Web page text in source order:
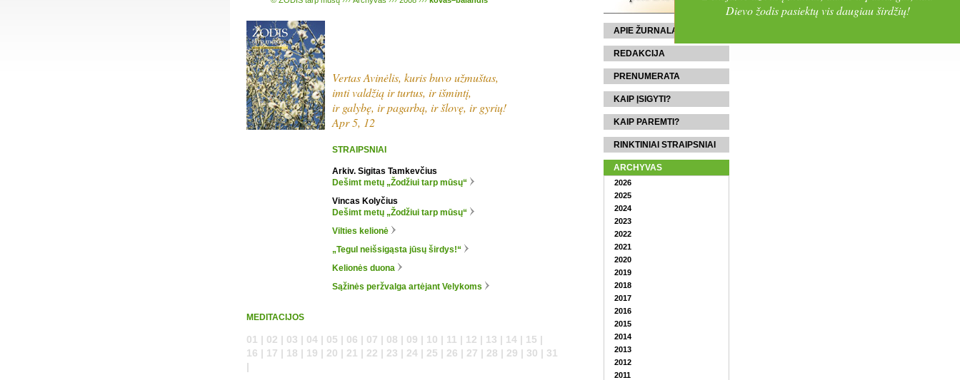
Vertas Avinėlis, kuris buvo užmuštas,
imti valdžią ir turtus, ir išmintį,
ir galybę, ir pagarbą, ir šlovę, ir gyrių!
Apr 5, 12
STRAIPSNIAI
Arkiv. Sigitas Tamkevčius
Dešimt metų „Žodžiui tarp mūsų“
Vincas Kolyčius
Dešimt metų „Žodžiui tarp mūsų“
Vilties kelionė
„Tegul neišsigąsta jūsų širdys!“
Kelionės duona
Sąžinės peržvalga artėjant Velykoms
MEDITACIJOS
01 | 02 | 03 | 04 | 05 | 06 | 07 | 08 | 09 | 10 | 11 | 12 | 13 | 14 | 15 |
16 | 17 | 18 | 19 | 20 | 21 | 22 | 23 | 24 | 25 | 26 | 27 | 28 | 29 | 30 | 31
|
APIE ŽURNALĄ
REDAKCIJA
PRENUMERATA
KAIP ĮSIGYTI?
KAIP PAREMTI?
RINKTINIAI STRAIPSNIAI
ARCHYVAS
2026
2025
2024
2023
2022
2021
2020
2019
2018
2017
2016
2015
2014
2013
2012
2011
Dievo žodis pasiektų vis daugiau širdžių!